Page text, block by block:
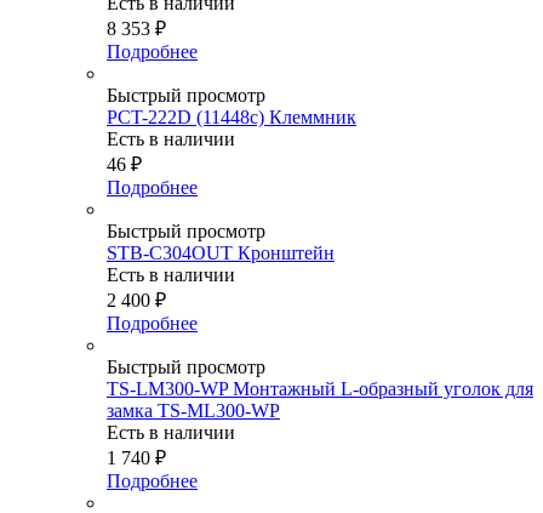
8 353 ₽
Подробнее
Быстрый просмотр
PCT-222D (11448c) Клеммник
Есть в наличии
46 ₽
Подробнее
Быстрый просмотр
STB-C304OUT Кронштейн
Есть в наличии
2 400 ₽
Подробнее
Быстрый просмотр
TS-LM300-WP Монтажный L-образный уголок для
замка TS-ML300-WP
Есть в наличии
1 740 ₽
Подробнее